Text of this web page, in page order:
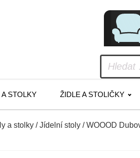
A STOLKY ŽIDLE A STOLIČKY
a stolky /Jídelní stoly / WOOOD